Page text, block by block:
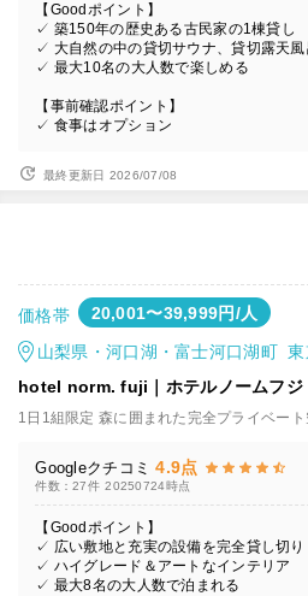
【Goodポイント】
✓ 築150年の歴史ある古民家の1棟貸し
✓ 大自然の中の貸切サウナ、貸切露天風
✓ 最大10名の大人数で楽しめる
【事前確認ポイント】
✓ 食事はオプション
最終更新日 2026/07/08
価格帯 20,001〜39,999円/人
山梨県・河口湖・富士河口湖町
hotel norm. fuji｜ホテルノームフジ
1日1組限定 森に囲まれた完全プライベート
Googleクチコミ 4.9点
件数：27件 20250724時点
【Goodポイント】
✓ 広い敷地と充実の設備を完全貸し切り
✓ ハイグレード＆アートなインテリア
✓ 最大8名の大人数で泊まれる